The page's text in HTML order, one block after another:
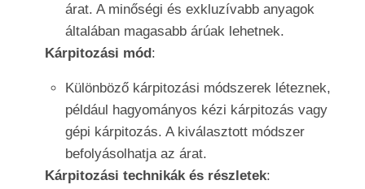
árat. A minőségi és exkluzívabb anyagok
általában magasabb árúak lehetnek.
Kárpitozási mód:
Különböző kárpitozási módszerek léteznek,
például hagyományos kézi kárpitozás vagy
gépi kárpitozás. A kiválasztott módszer
befolyásolhatja az árat.
Kárpitozási technikák és részletek: